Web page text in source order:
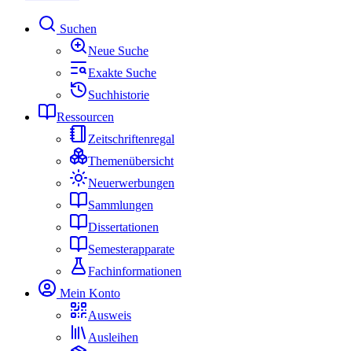
Suchen
Neue Suche
Exakte Suche
Suchhistorie
Ressourcen
Zeitschriftenregal
Themenübersicht
Neuerwerbungen
Sammlungen
Dissertationen
Semesterapparate
Fachinformationen
Mein Konto
Ausweis
Ausleihen